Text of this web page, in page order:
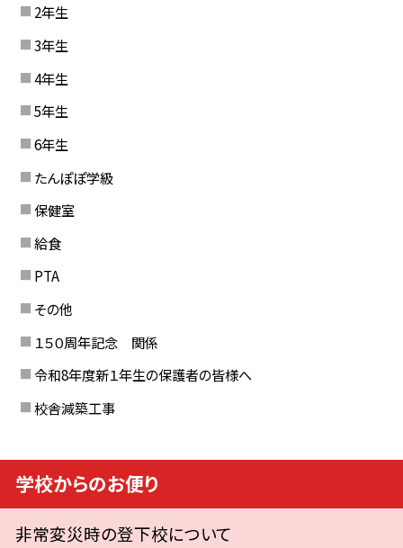
2年生
3年生
4年生
5年生
6年生
たんぽぽ学級
保健室
給食
PTA
その他
１５０周年記念 関係
令和8年度新１年生の保護者の皆様へ
校舎減築工事
学校からのお便り
非常変災時の登下校について